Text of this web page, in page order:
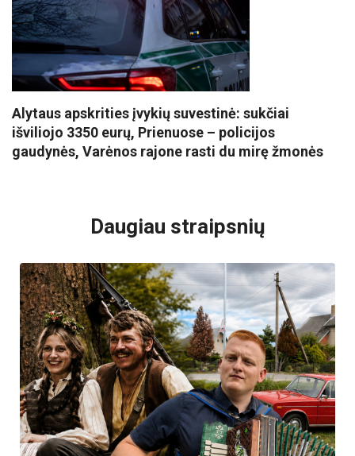
Alytaus apskrities įvykių suvestinė: sukčiai
išviliojo 3350 eurų, Prienuose – policijos
gaudynės, Varėnos rajone rasti du mirę žmonės
Daugiau straipsnių